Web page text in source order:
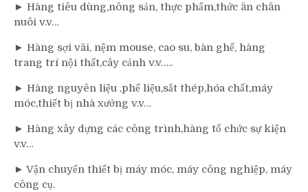
► Hàng tiêu dùng,nông sản, thực phẩm,thức ăn chăn
nuôi v.v…
► Hàng sợi vãi, nệm mouse, cao su, bàn ghế, hàng
trang trí nội thất,cây cảnh v.v…..
► Hàng nguyên liệu ,phế liệu,sắt thép,hóa chất,máy
móc,thiết bị nhà xưởng v.v…
► Hàng xây dựng các công trình,hàng tổ chức sự kiện
v.v…
► Vận chuyển thiết bị máy móc, máy công nghiệp, máy
công cụ.